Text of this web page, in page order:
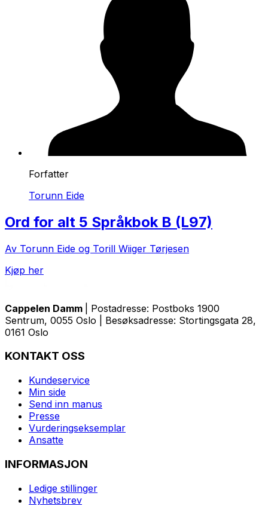
Forfatter
Torunn Eide
Ord for alt 5 Språkbok B (L97)
Av Torunn Eide og Torill Wiiger Tørjesen
Kjøp her
Cappelen Damm
| Postadresse: Postboks 1900
Sentrum, 0055 Oslo | Besøksadresse: Stortingsgata 28,
0161 Oslo
KONTAKT OSS
Kundeservice
Min side
Send inn manus
Presse
Vurderingseksemplar
Ansatte
INFORMASJON
Ledige stillinger
Nyhetsbrev